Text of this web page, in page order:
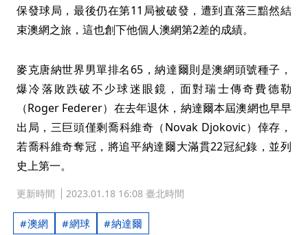
保發球局，最後仍在第11局被破發，遭到直落三黯然結
束澳網之旅，這也創下他個人澳網第2差的成績。
麥克唐納世界男單排名65，納達爾則是澳網頭號種子，
爆冷落敗跌破不少球迷眼鏡，面對瑞士傳奇費德勒
（Roger Federer）在去年退休，納達爾本屆澳網也早早
出局，三巨頭僅剩喬科維奇（Novak Djokovic）倖存，
若喬科維奇奪冠，將追平納達爾大滿貫22冠紀錄，並列
史上第一。
更新時間 2023.01.18 16:08 臺北時間
澳網 網球 納達爾